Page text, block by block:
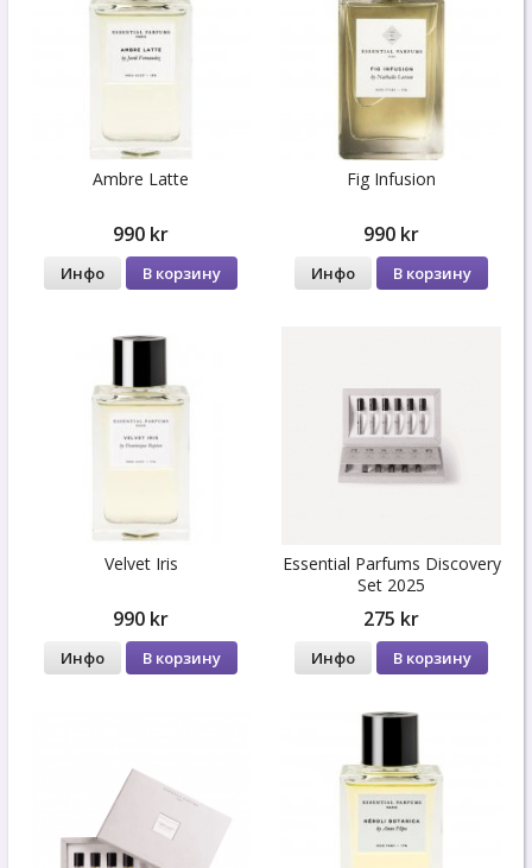
Ambre Latte
990 kr
Инфо В корзину
Fig Infusion
990 kr
Инфо В корзину
Velvet Iris
990 kr
Инфо В корзину
Essential Parfums Discovery
Set 2025
275 kr
Инфо В корзину